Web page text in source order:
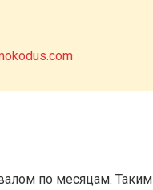
по месяцам. Таким